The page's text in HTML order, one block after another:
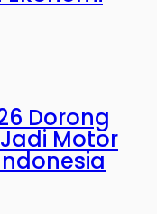
Dorong
Motor